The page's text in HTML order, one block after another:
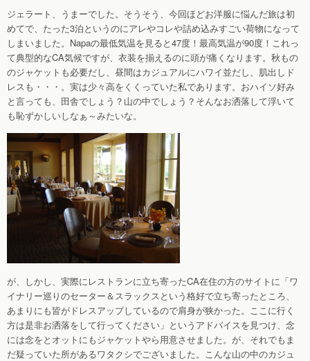
ジェラート、うまーでした。そうそう、今回ほどお洋服に悩んだ旅は初
めてで、たった3泊というのにアレやコレや詰め込みすごい荷物になって
しまいました。Napaの最低気温を見ると47度！最高気温が90度！これっ
て典型的なCA気候ですが、衣装を揃えるのに頭が痛くなります。秋もの
のジャケットも必要だし、昼間はカジュアルにハワイ並だし、肌出しド
レスも・・・。実は少々高をくくっていた私であります。おハイソ好み
と言っても、田舎でしょう？山の中でしょう？そんなお洒落して浮いて
も恥ずかしいしなぁ～みたいな。
が、しかし、実際にレストランに立ち寄ったCA在住の方のサイトに「ワ
イナリー巡りのセーター＆スラックスという格好で立ち寄ったところ、
あまりにも皆がドレスアップしているので肩身が狭かった。ここに行く
方は是非お洒落をして行ってください」というアドバイスを見つけ、念
には念をとオットにもジャケットやら用意させました。が、それでもま
だ疑っていた所があるワタクシでございました。こんな山の中のカジュ